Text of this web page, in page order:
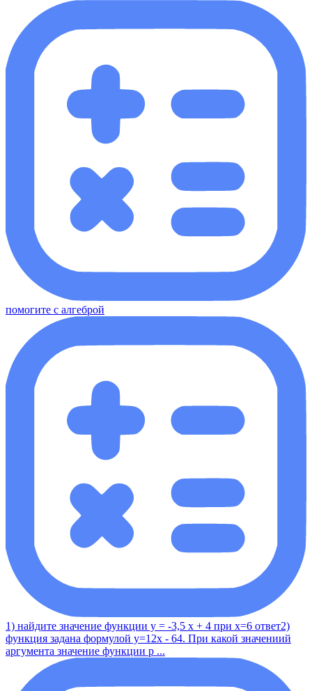
помогите с алгеброй
1) найдите значение функции у = -3,5 x + 4 при x=6 ответ2)
функция задана формулой y=12x - 64. При какой значениий
аргумента значение функции р ...